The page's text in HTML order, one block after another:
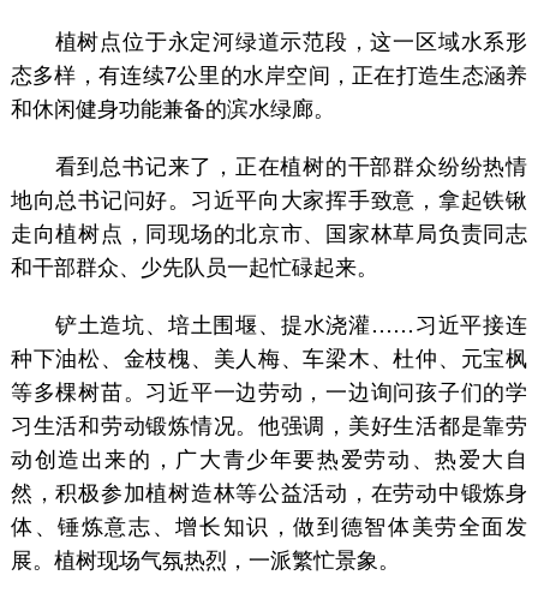
植树点位于永定河绿道示范段，这一区域水系形
态多样，有连续7公里的水岸空间，正在打造生态涵养
和休闲健身功能兼备的滨水绿廊。
看到总书记来了，正在植树的干部群众纷纷热情
地向总书记问好。习近平向大家挥手致意，拿起铁锹
走向植树点，同现场的北京市、国家林草局负责同志
和干部群众、少先队员一起忙碌起来。
铲土造坑、培土围堰、提水浇灌……习近平接连
种下油松、金枝槐、美人梅、车梁木、杜仲、元宝枫
等多棵树苗。习近平一边劳动，一边询问孩子们的学
习生活和劳动锻炼情况。他强调，美好生活都是靠劳
动创造出来的，广大青少年要热爱劳动、热爱大自
然，积极参加植树造林等公益活动，在劳动中锻炼身
体、锤炼意志、增长知识，做到德智体美劳全面发
展。植树现场气氛热烈，一派繁忙景象。